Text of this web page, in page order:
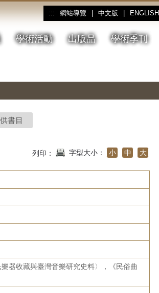
::: 網站導覽 中文版 ENGLISH
學術活動 出版品 學術季刊
書目
列印： 字型大小： 小 中 大
器收藏與臺灣音樂研究史料〉，《民俗曲